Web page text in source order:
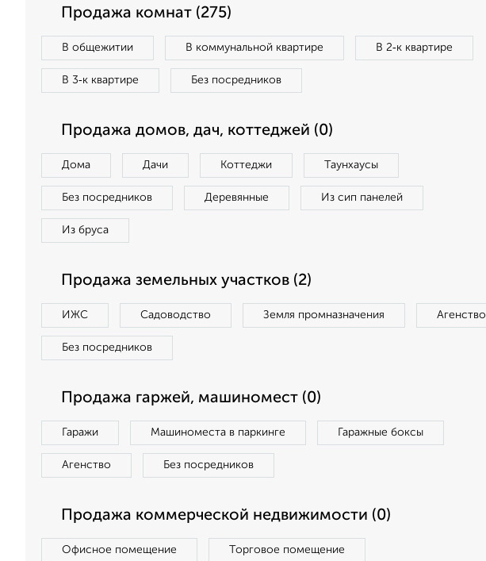
Продажа комнат (275)
В общежитии В коммунальной квартире В 2‑к квартире
В 3‑к квартире Без посредников
Продажа домов, дач, коттеджей (0)
Дома Дачи Коттеджи Таунхаусы
Без посредников Деревянные Из сип панелей
Из бруса
Продажа земельных участков (2)
ИЖС Садоводство Земля промназначения Агенство
Без посредников
Продажа гаржей, машиномест (0)
Гаражи Машиноместа в паркинге Гаражные боксы
Агенство Без посредников
Продажа коммерческой недвижимости (0)
Офисное помещение Торговое помещение